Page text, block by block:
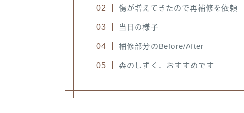
傷が増えてきたので再補修を依頼
当日の様子
補修部分のBefore/After
森のしずく、おすすめです